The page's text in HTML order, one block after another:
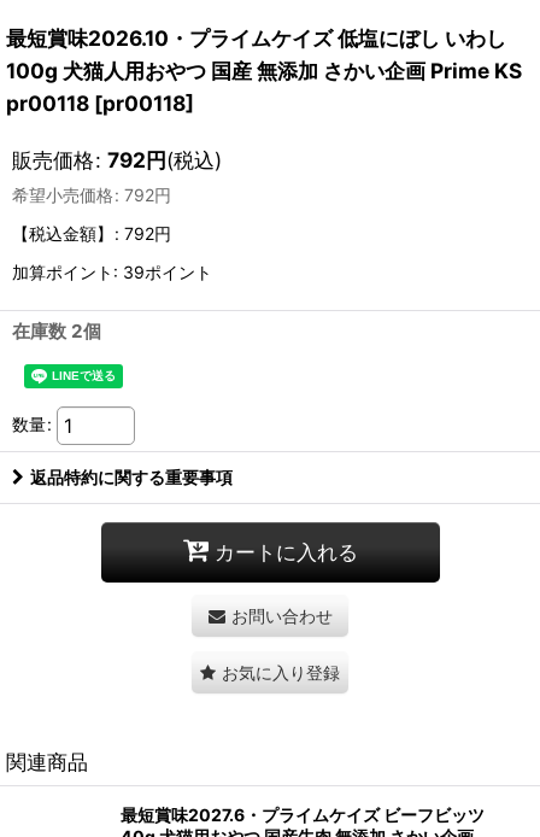
最短賞味2026.10・プライムケイズ 低塩にぼし いわし
100g 犬猫人用おやつ 国産 無添加 さかい企画 Prime KS
pr00118 [pr00118]
販売価格: 792円(税込)
希望小売価格: 792円
【税込金額】
: 792円
加算ポイント: 39ポイント
在庫数 2個
数量:
返品特約に関する重要事項
カートに入れる
お問い合わせ
お気に入り登録
関連商品
最短賞味2027.6・プライムケイズ ビーフビッツ